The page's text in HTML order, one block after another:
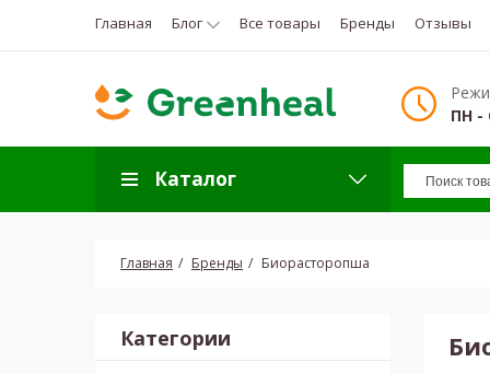
Главная Блог Все товары Бренды Отзывы
ПН -
Каталог
Главная Бренды Биорасторопша
Категории